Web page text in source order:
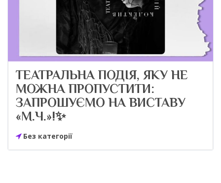
ТЕАТРАЛЬНА ПОДІЯ, ЯКУ НЕ
МОЖНА ПРОПУСТИТИ:
ЗАПРОШУЄМО НА ВИСТАВУ
«М.Ч.»!✨
Без категорії